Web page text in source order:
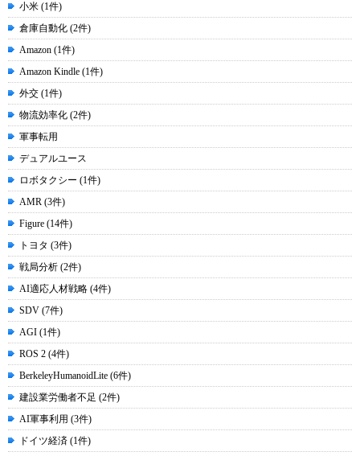
小米 (1件)
倉庫自動化 (2件)
Amazon (1件)
Amazon Kindle (1件)
外交 (1件)
物流効率化 (2件)
軍事転用
デュアルユース
ロボタクシー (1件)
AMR (3件)
Figure (14件)
トヨタ (3件)
戦局分析 (2件)
AI適応人材戦略 (4件)
SDV (7件)
AGI (1件)
ROS 2 (4件)
BerkeleyHumanoidLite (6件)
建設業労働者不足 (2件)
AI軍事利用 (3件)
ドイツ経済 (1件)